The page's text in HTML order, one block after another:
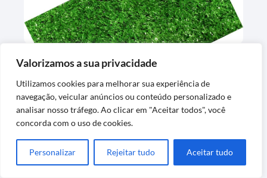
Valorizamos a sua privacidade
Utilizamos cookies para melhorar sua experiência de
navegação, veicular anúncios ou conteúdo personalizado e
analisar nosso tráfego. Ao clicar em "Aceitar todos", você
concorda com o uso de cookies.
Personalizar Rejeitar tudo Aceitar tudo
Tapete de Grama Sintética Decorativa
Lavável Exclusiva